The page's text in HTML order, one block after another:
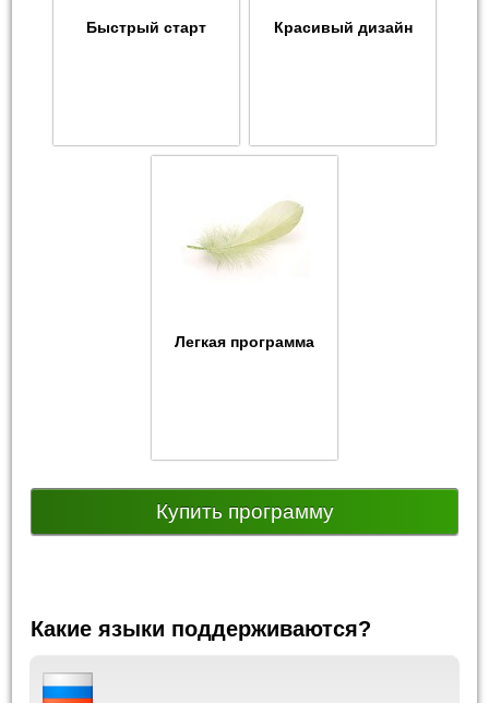
Быстрый старт Красивый дизайн
Легкая программа
Купить программу
Какие языки поддерживаются?